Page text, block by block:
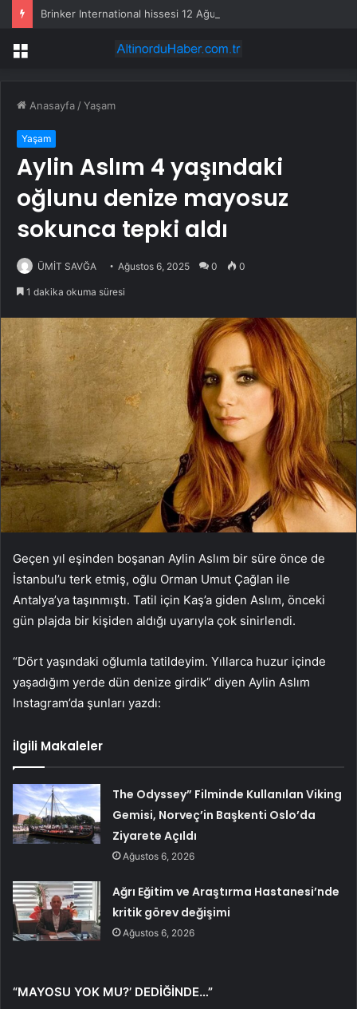
Menü
Anasayfa /Yaşam
Yaşam
Aylin Aslım 4 yaşındaki
oğlunu denize mayosuz
sokunca tepki aldı
ÜMİT SAVĞA Ağustos 6, 2025 0 0
1 dakika okuma süresi
Geçen yıl eşinden boşanan Aylin Aslım bir süre önce de
İstanbul’u terk etmiş, oğlu Orman Umut Çağlan ile
Antalya’ya taşınmıştı. Tatil için Kaş’a giden Aslım, önceki
gün plajda bir kişiden aldığı uyarıyla çok sinirlendi.
“Dört yaşındaki oğlumla tatildeyim. Yıllarca huzur içinde
yaşadığım yerde dün denize girdik” diyen Aylin Aslım
Instagram’da şunları yazdı:
İlgili Makaleler
The Odyssey” Filminde Kullanılan Viking
Gemisi, Norveç’in Başkenti Oslo’da
Ziyarete Açıldı
Ağustos 6, 2026
Ağrı Eğitim ve Araştırma Hastanesi’nde
kritik görev değişimi
Ağustos 6, 2026
“MAYOSU YOK MU?’ DEDİĞİNDE…”